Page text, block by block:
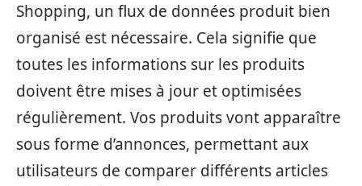
Shopping, un flux de données produit bien
organisé est nécessaire. Cela signifie que
toutes les informations sur les produits
doivent être mises à jour et optimisées
régulièrement. Vos produits vont apparaître
sous forme d’annonces, permettant aux
utilisateurs de comparer différents articles